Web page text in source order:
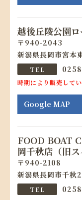
越後丘陵公園ロ
940-2043
新潟県長岡市宮本
時期により販売して
Google MAP
FOOD BOAT
岡千秋店（旧ス
940-2108
新潟県長岡市千秋